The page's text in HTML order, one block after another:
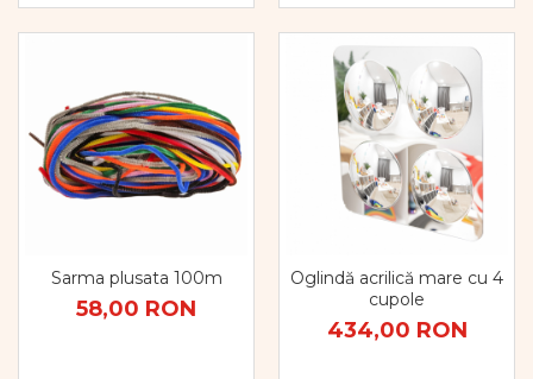
Sarma plusata 100m
58,00 RON
Oglindă acrilică mare cu 4
cupole
434,00 RON